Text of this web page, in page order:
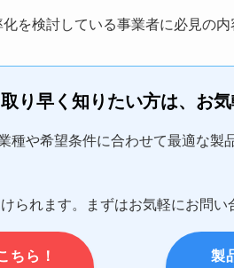
を検討している事業者に必見の内
り早く知りたい方は、お
種や希望条件に合わせて最適な製
られます。まずはお気軽にお問い
ちら！
製